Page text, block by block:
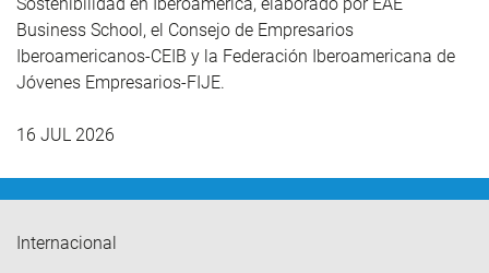
Business School, el Consejo de Empresarios
Iberoamericanos-CEIB y la Federación Iberoamericana de
Jóvenes Empresarios-FIJE.
16 JUL 2026
Internacional